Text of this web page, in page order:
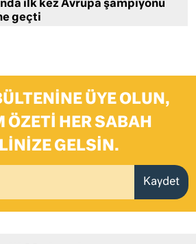
ilk kez Avrupa şampiyonu
geçti
ÜYE OLUN,
ÖZETI HER SABAH
GELSIN.
Kaydet